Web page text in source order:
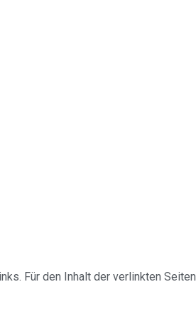
Für den Inhalt der verlinkten Seiten